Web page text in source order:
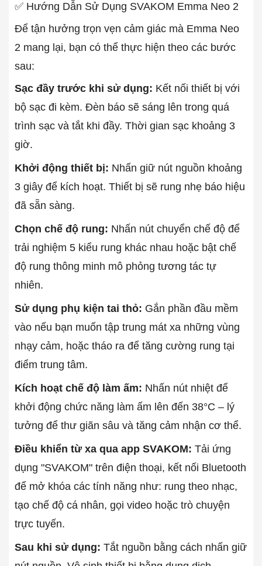
✅ Hướng Dẫn Sử Dụng SVAKOM Emma Neo 2
Để tận hưởng trọn vẹn cảm giác mà Emma Neo
2 mang lại, bạn có thể thực hiện theo các bước
sau:
Sạc đầy trước khi sử dụng: Kết nối thiết bị với
bộ sạc đi kèm. Đèn báo sẽ sáng lên trong quá
trình sạc và tắt khi đầy. Thời gian sạc khoảng 3
giờ.
Khởi động thiết bị: Nhấn giữ nút nguồn khoảng
3 giây để kích hoạt. Thiết bị sẽ rung nhẹ báo hiệu
đã sẵn sàng.
Chọn chế độ rung: Nhấn nút chuyển chế độ để
trải nghiệm 5 kiểu rung khác nhau hoặc bật chế
độ rung thông minh mô phỏng tương tác tự
nhiên.
Sử dụng phụ kiện tai thỏ: Gắn phần đầu mềm
vào nếu bạn muốn tập trung mát xa những vùng
nhạy cảm, hoặc tháo ra để tăng cường rung tại
điểm trung tâm.
Kích hoạt chế độ làm ấm: Nhấn nút nhiệt để
khởi động chức năng làm ấm lên đến 38°C – lý
tưởng để thư giãn sâu và tăng cảm nhận cơ thể.
Điều khiển từ xa qua app SVAKOM: Tải ứng
dụng "SVAKOM" trên điện thoại, kết nối Bluetooth
để mở khóa các tính năng như: rung theo nhạc,
tạo chế độ cá nhân, gọi video hoặc trò chuyện
trực tuyến.
Sau khi sử dụng: Tắt nguồn bằng cách nhấn giữ